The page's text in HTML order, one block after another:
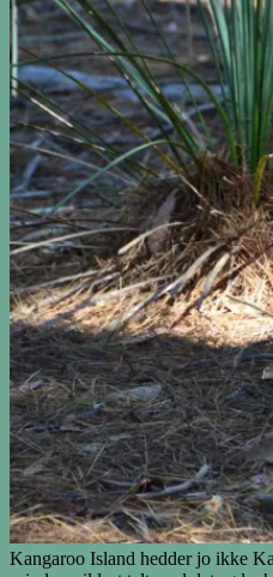
Kangaroo Island hedder jo ikke